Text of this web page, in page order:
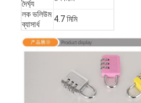
দৈর্ঘ্য
লক ভলিউম
ব্যাসার্ধ
4.7 মিমি